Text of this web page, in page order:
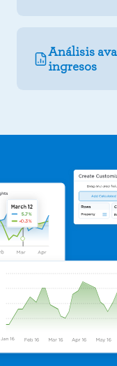
Análisis
ingresos